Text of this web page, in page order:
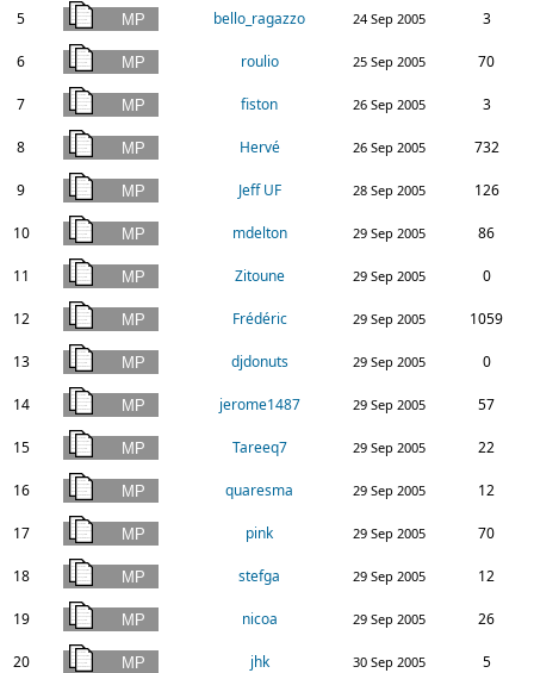
5 bello_ragazzo 24 Sep 2005 3
6 roulio 25 Sep 2005 70
7 fiston 26 Sep 2005 3
8 Hervé 26 Sep 2005 732
9 Jeff UF 28 Sep 2005 126
10 mdelton 29 Sep 2005 86
11 Zitoune 29 Sep 2005 0
12 Frédéric 29 Sep 2005 1059
13 djdonuts 29 Sep 2005 0
14 jerome1487 29 Sep 2005 57
15 Tareeq7 29 Sep 2005 22
16 quaresma 29 Sep 2005 12
17 pink 29 Sep 2005 70
18 stefga 29 Sep 2005 12
19 nicoa 29 Sep 2005 26
20 jhk 30 Sep 2005 5